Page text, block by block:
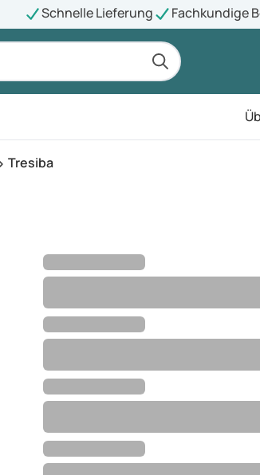
Schnelle Lieferung Fachkundige
Tresiba